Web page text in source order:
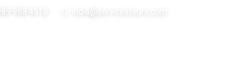
988 4516 india@servicestours.com